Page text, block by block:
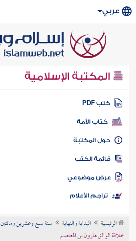
عربي
المكتبة الإسلامية
كتب PDF
كتاب الأمة
المكتبة
الكتب
موضوعي
تراجم الأعلام
الرئيسية البداية والنهاية سنة سبع وعشرين ومائتين
خلافة الواثق هارون بن المعتصم